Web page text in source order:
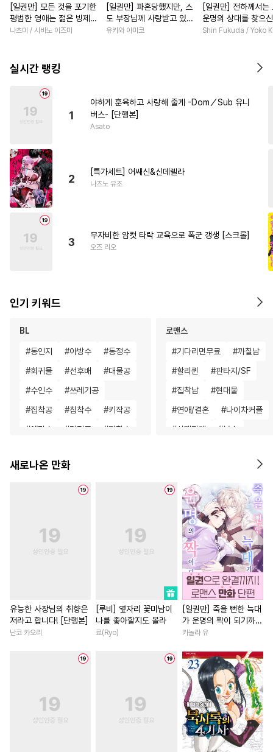
[일권만] 모든 것을 포기한
평범한 영애는 젊은 빙제의
총애를 받는다 [단행본]
나츠미 / 시바노 이즈미
[일권만] 파혼당했지만, 스
도 부장님께 사랑받고 있습
니다 [단행본]
유카와 아미코
[일권만] 전하께서는
운명의 상대를 찾으
이네요 (웃음) [단행
Shin Fukuda / Yoko
실시간 랭킹
1
야하게 훈육하고 사랑해 줄게 -Dom／Sub 유니
버스- [단행본]
Asato
2
[특가세트] 어쌔신&신데렐라
나츠노 유조
3
무자비한 암컷 타락 교육으로 폭군 갱생 [스크롤]
오즈 리오
인기 키워드
BL
#동인지 #아방수 #동정수
#회귀물 #선후배 #대물공
#수인수 #쓰레기공
#집착공 #침착수 #키작공
#예민수 #다정공 #까칠수
#옴니버스
광공
군림수
# 재벌공 #얼빠수
#수한정다정공 #
떡대공
원나잇
후회수
오해/착각
로맨스
#기다리면무료 #까칠남
#할리퀸 #판타지/SF
#집착남 #현대물
#연애/결혼 #나이차커플
# 사제관계 #복수
#
애증관계 #첫사랑
힐링물 #짝사랑 #평범
철벽녀 #성장물
영혼바뀜 #친구 #다정
친구>연인 #친구>연인
#우정 #재회물 #영상화
연애/결혼 #회귀물
후회녀 # 동거 #직진남
#
다정남 #일상 #현대물
다각관계 # 첫경험
죽음/살인 #상처녀
첫사랑 #부부 #오피스
재벌남 #평범남 #짝사
새로나온 만화
유능한 사장님의 취향은
저라고 합니다! [단행본]
난코 카오리
[루비] 옆자리 꽃미남이
나를 좋아할지도 몰라
료(Ryo)
[일권만] 죽을 뻔한 늑대
가 운명의 짝이 되기까지
[단행본]
카놀라 유